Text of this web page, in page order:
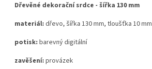
Dřevěné dekorační srdce - šířka 130 mm
materiál: dřevo, šířka 130 mm, tloušťka 10 mm
potisk: barevný digitální
zavěšení: provázek